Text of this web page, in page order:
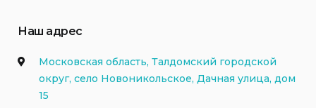
Наш адрес
Московская область, Талдомский городской
округ, село Новоникольское, Дачная улица, дом
15